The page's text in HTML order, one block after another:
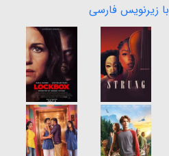
با زیرنویس فارسی